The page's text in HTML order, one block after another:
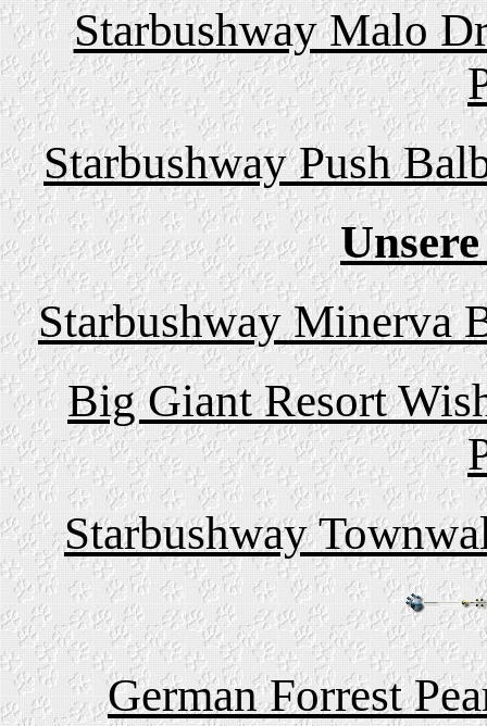
Starbushway Malo
Starbushway Push
Starbushway Minerva
Big Giant Resort
Starbushway
German Forrest